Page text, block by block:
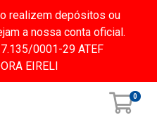
realizem depósitos ou
a nossa conta oficial.
0001-29 ATEF
EIRELI
0